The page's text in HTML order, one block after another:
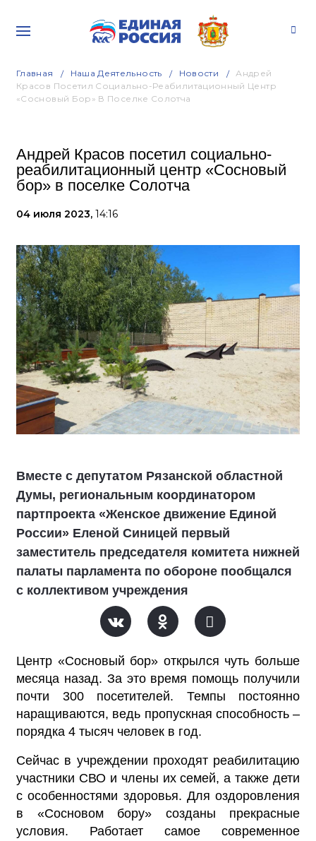
Главная Наша Деятельность Новости
Андрей
Красов Посетил Социально-Реабилитационный Центр
«Сосновый Бор» В Поселке Солотча
Андрей Красов посетил социально-
реабилитационный центр «Сосновый
бор» в поселке Солотча
04 июля 2023, 14:16
Вместе с депутатом Рязанской областной
Думы, региональным координатором
партпроекта «Женское движение Единой
России» Еленой Синицей первый
заместитель председателя комитета нижней
палаты парламента по обороне пообщался
с коллективом учреждения
Центр «Сосновый бор» открылся чуть больше
месяца назад. За это время помощь получили
почти 300 посетителей. Темпы постоянно
наращиваются, ведь пропускная способность –
порядка 4 тысяч человек в год.
Сейчас в учреждении проходят реабилитацию
участники СВО и члены их семей, а также дети
с особенностями здоровья. Для оздоровления
в «Сосновом бору» созданы прекрасные
условия. Работает самое современное